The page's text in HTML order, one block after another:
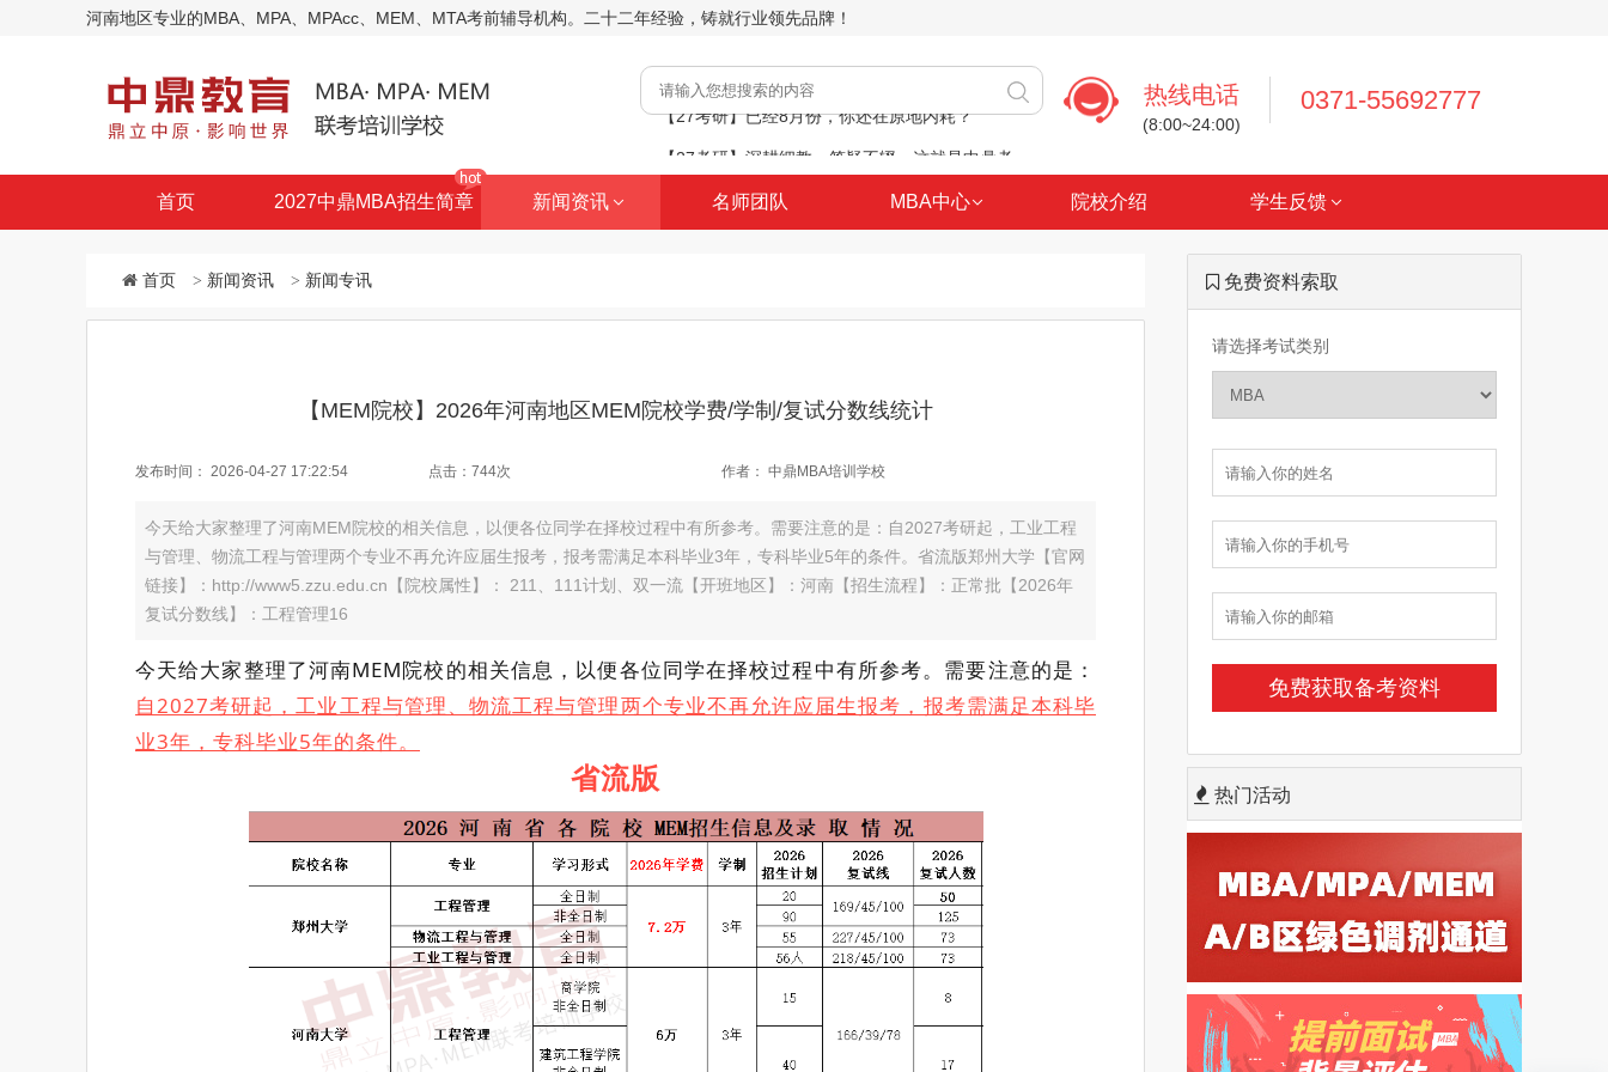
河南地区专业的MBA、MPA、MPAcc、MEM、MTA考前辅导机构。二十二年经验，铸就行业领先品牌！
【27考研】8月2日（周日）管综逻辑核心考点分析推理精讲
热线电话
(8:00~24:00)
0371-55692777
首页 2027中鼎MBA招生简章 新闻资讯 名师团队 MBA中心 院校介绍 学生反馈
首页 > 新闻资讯 > 新闻专讯
【MEM院校】2026年河南地区MEM院校学费/学制/复试分数线统计
发布时间： 2026-04-27 17:22:54 点击： 744次 作者： 中鼎MBA培训学校
今天给大家整理了河南MEM院校的相关信息，以便各位同学在择校过程中有所参考。需要注意的是：自2027考研起，工业工程
与管理、物流工程与管理两个专业不再允许应届生报考，报考需满足本科毕业3年，专科毕业5年的条件。省流版郑州大学【官网
链接】：http://www5.zzu.edu.cn【院校属性】： 211、111计划、双一流【开班地区】：河南【招生流程】：正常批【2026年
复试分数线】：工程管理16
今天给大家整理了河南MEM院校的相关信息，以便各位同学在择校过程中有所参考。需要注意的是：
自2027考研起，工业工程与管理、物流工程与管理两个专业不再允许应届生报考，报考需满足本科毕
业3年，专科毕业5年的条件。
省流版
免费资料索取
请选择考试类别
热门活动